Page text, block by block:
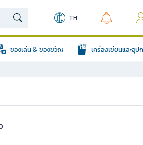
TH
ของเล่น & ของขวัญ เครื่องเขียนและอุ